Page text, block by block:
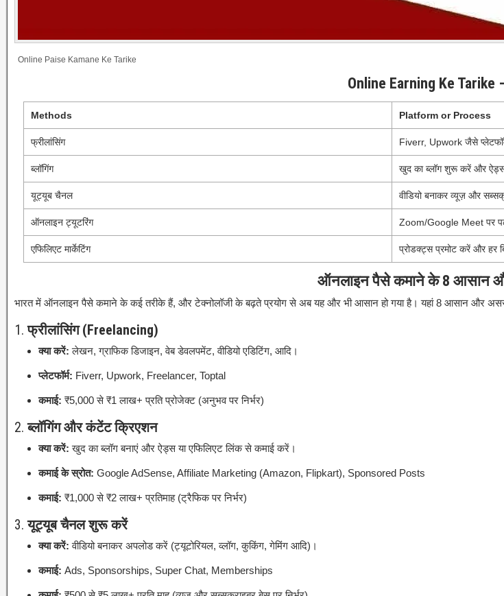
Online Paise Kamane Ke Tarike
Online Earning Ke Tarike
Methods Platform or Process
फ्रीलांसिंग Fiverr, Upwork जैसे
ब्लॉगिंग खुद का ब्लॉग शुरू करें और
यूट्यूब चैनल वीडियो बनाकर व्यूज़ और
ऑनलाइन ट्यूटरिंग Zoom/Google Meet पर
एफिलिएट मार्केटिंग प्रोडक्ट्स प्रमोट करें और हर
ऑनलाइन पैसे कमाने के 8 आसान
भारत में ऑनलाइन पैसे कमाने के कई तरीके हैं, और टेक्नोलॉजी के बढ़ते प्रयोग से अब यह और भी आसान हो गया है। यहां 8 आसान और
1.फ्रीलांसिंग (Freelancing)
क्या करें: लेखन, ग्राफिक डिजाइन, वेब डेवलपमेंट, वीडियो एडिटिंग, आदि।
प्लेटफॉर्म: Fiverr, Upwork, Freelancer, Toptal
कमाई: ₹5,000 से ₹1 लाख+ प्रति प्रोजेक्ट (अनुभव पर निर्भर)
2.ब्लॉगिंग और कंटेंट क्रिएशन
क्या करें: खुद का ब्लॉग बनाएं और ऐड्स या एफिलिएट लिंक से कमाई करें।
कमाई के स्रोत: Google AdSense, Affiliate Marketing (Amazon, Flipkart), Sponsored Posts
कमाई: ₹1,000 से ₹2 लाख+ प्रतिमाह (ट्रैफिक पर निर्भर)
3.यूट्यूब चैनल शुरू करें
क्या करें: वीडियो बनाकर अपलोड करें (ट्यूटोरियल, व्लॉग, कुकिंग, गेमिंग आदि)।
कमाई: Ads, Sponsorships, Super Chat, Memberships